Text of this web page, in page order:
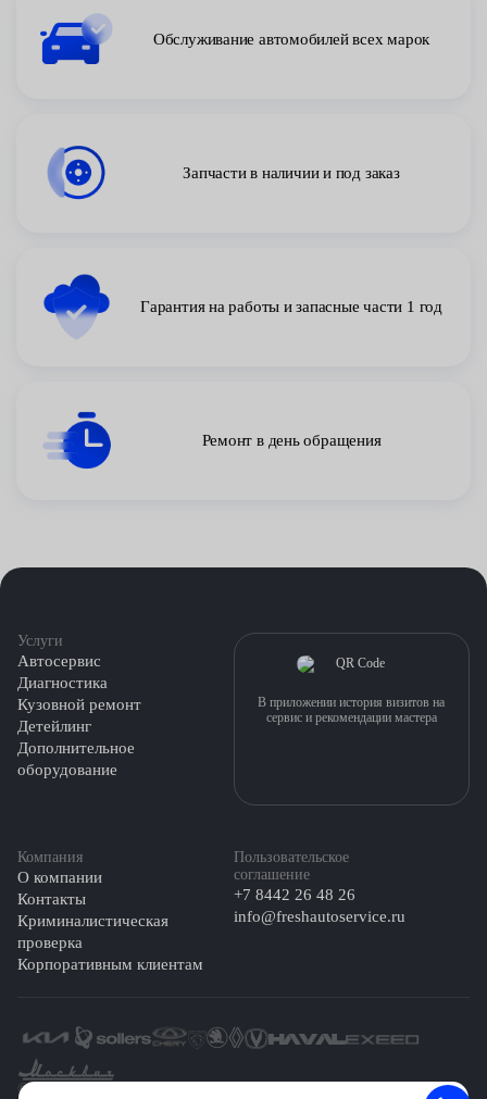
Обслуживание автомобилей всех марок
Запчасти в наличии и под заказ
Гарантия на работы и запасные части 1 год
Ремонт в день обращения
Услуги
Автосервис
Диагностика
Кузовной ремонт
Детейлинг
Дополнительное
оборудование
Компания
О компании
Контакты
Криминалистическая
проверка
Корпоративным клиентам
Пользовательское
соглашение
+7 8442 26 48 26
info@freshautoservice.ru
В приложении история визитов на
сервис и рекомендации мастера
©️ 2026 Fresh Auto